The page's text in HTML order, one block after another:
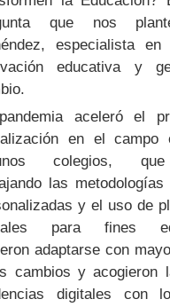
que nos
especialista en
educativa y
aceleró el
en el campo
colegios,
las
y el uso de
para fines
adaptarse con
cambios y acogieron
digitales con